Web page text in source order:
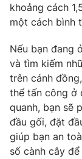
thuận bằng văn
thông tin từ
khoảng cách
một cách bình
Nếu bạn đang
và tìm kiếm
trên cánh
thể tấn công ở
quanh, bạn sẽ
đầu gối, đặt
giúp bạn an
số cành cây